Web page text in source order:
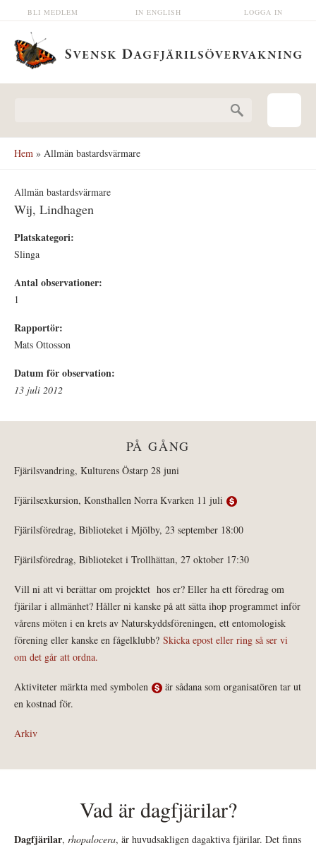
Hoppa till huvudinnehåll LOGGA IN
IN ENGLISH
BLI MEDLEM
Hem » Allmän bastardsvärmare
Allmän bastardsvärmare
Wij, Lindhagen
Platskategori:
Slinga
Antal observationer:
1
Rapportör:
Mats Ottosson
Datum för observation:
13 juli 2012
PÅ GÅNG
Fjärilsvandring, Kulturens Östarp 28 juni
Fjärilsexkursion, Konsthallen Norra Kvarken 11 juli
Fjärilsföredrag, Biblioteket i Mjölby, 23 september 18:00
Fjärilsföredrag, Biblioteket i Trollhättan, 27 oktober 17:30
Vill ni att vi berättar om projektet hos er? Eller ha ett föredrag om
fjärilar i allmänhet? Håller ni kanske på att sätta ihop programmet inför
vårens möten i en krets av Naturskyddsföreningen, ett entomologisk
förening eller kanske en fågelklubb? Skicka epost eller ring så ser vi
om det går att ordna.
Aktiviteter märkta med symbolen
är sådana som organisatören tar ut
en kostnad för.
Arkiv
Vad är dagfjärilar?
Dagfjärilar, rhopalocera, är huvudsakligen dagaktiva fjärilar. Det finns